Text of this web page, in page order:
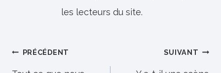
les lecteurs du site.
Navigation
PRÉCÉDENT SUIVANT